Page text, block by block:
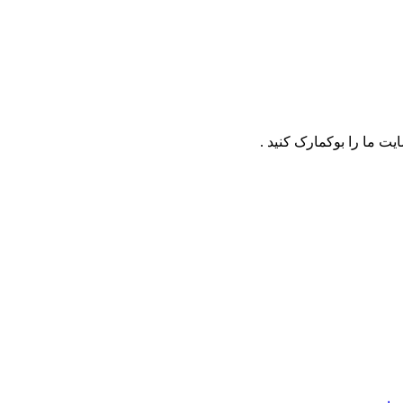
ما را بوکمارک کنید .